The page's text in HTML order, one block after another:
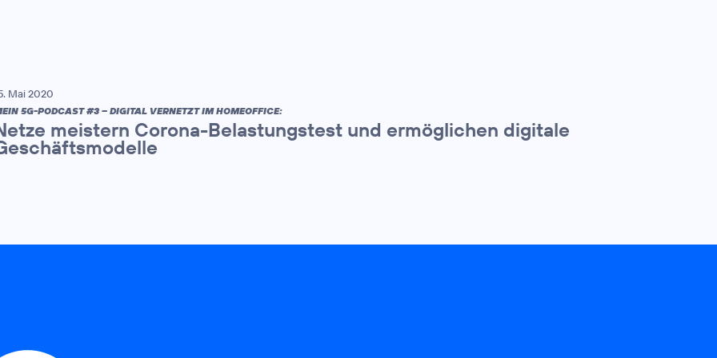
Mai 2020
5G-PODCAST #3 – DIGITAL VERNETZT IM HOMEOFFICE:
meistern Corona-Belastungstest und ermöglichen digitale